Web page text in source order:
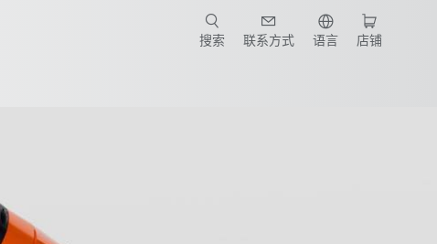
搜索 联系方式 语言 店铺